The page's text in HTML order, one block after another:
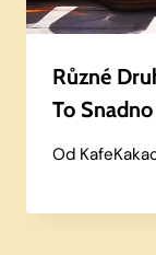
Různé
To Snadno
Od